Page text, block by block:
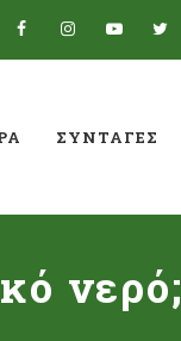
ΣΥΝΤΑΓΈΣ
νερό;